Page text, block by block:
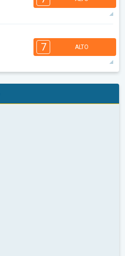
14:00
05:49 19:57 38°
14:00
3
05:50 19:55 36°max
7 ALTO
5